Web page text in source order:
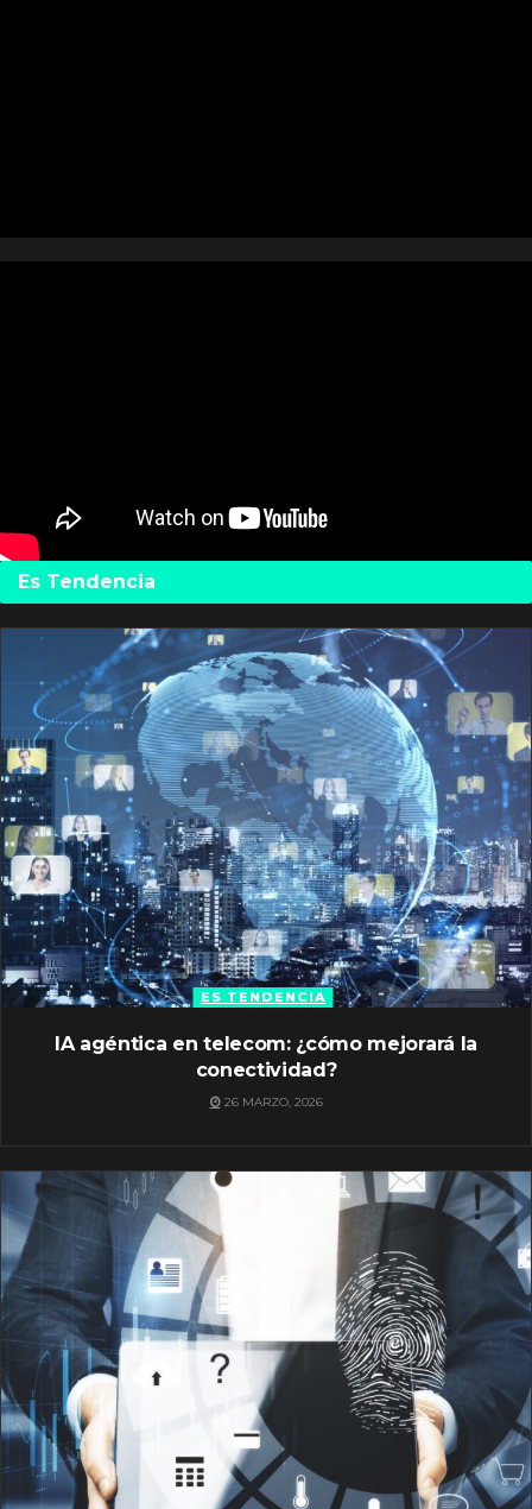
Es Tendencia
ES TENDENCIA
IA agéntica en telecom: ¿cómo mejorará la
conectividad?
26 MARZO, 2026